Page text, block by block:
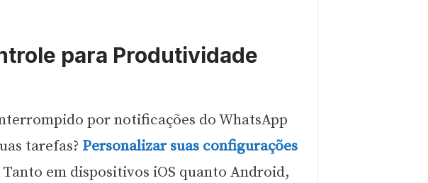
para Produtividade
por notificações do WhatsApp
tarefas? Personalizar suas configurações
em dispositivos iOS quanto Android,